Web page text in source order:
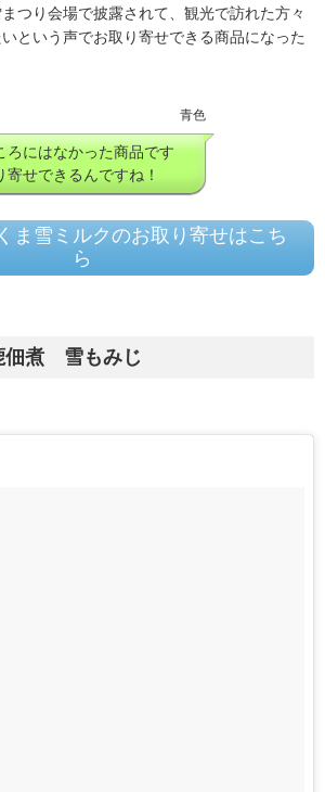
つり会場で披露されて、観光で訪れた方々
という声でお取り寄せできる商品になった
青色
ろにはなかった商品です
せできるんですね！
ま雪ミルクのお取り寄せはこち
ら
佃煮 雪もみじ